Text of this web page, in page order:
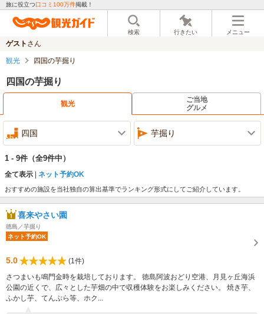
旅に役立つ口コミ100万件掲載！
検索 行きたい メニュー
ゲスト さん
観光 四国の芋掘り
四国の芋掘り
観光
ご当地
グルメ
四国 芋掘り
1 - 9件 （全9件中）
全て表示 ネット予約OK
おすすめの施設を当社独自の算出基準でランキング形式にしてご紹介しています。
喜来やさい園
徳島／芋掘り
ネット予約OK
5.0
(1件)
さつまいも鳴門金時を栽培しております。 徳島阿波おどり空港、月見ヶ丘海浜
公園の近くで、広々とした芋畑の中で収穫体験をお楽しみください。 焼き芋、
ふかし芋、てんぷら等、ホク...